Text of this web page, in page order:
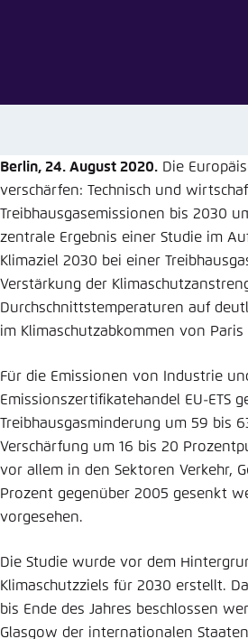
Berlin, 24. August 2020. Die
verschärfen: Technisch und
Treibhausgasemissionen bis 2030
zentrale Ergebnis einer Studie im
Klimaziel 2030 bei einer
Verstärkung der
Durchschnittstemperaturen auf
im Klimaschutzabkommen von
Für die Emissionen von Industrie
Emissionszertifikatehandel EU-ETS
Treibhausgasminderung um 59 bis
Verschärfung um 16 bis 20
vor allem in den Sektoren Verkehr,
Prozent gegenüber 2005 gesenkt
vorgesehen.
Die Studie wurde vor dem
Klimaschutzziels für 2030 erstellt.
bis Ende des Jahres beschlossen
Glasgow der internationalen